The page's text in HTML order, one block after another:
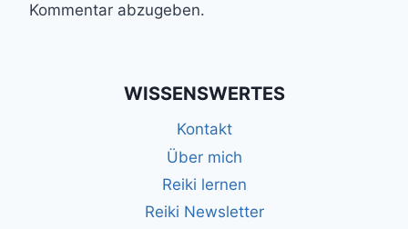
Kommentar abzugeben.
WISSENSWERTES
Kontakt
Über mich
Reiki lernen
Reiki Newsletter